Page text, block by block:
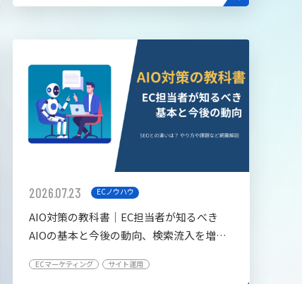
2026.07.23 ECノウハウ
AIO対策の教科書│EC担当者が知るべき
AIOの基本と今後の動向、検索流入を増や
ECマーケティング サイト運用